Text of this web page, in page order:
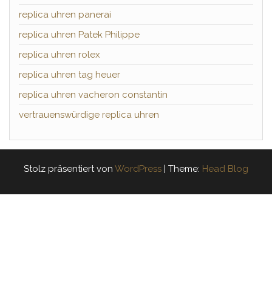
replica uhren panerai
replica uhren Patek Philippe
replica uhren rolex
replica uhren tag heuer
replica uhren vacheron constantin
vertrauenswürdige replica uhren
Stolz präsentiert von WordPress | Theme: Head Blog